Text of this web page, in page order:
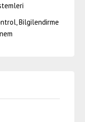
Bilgilendirme